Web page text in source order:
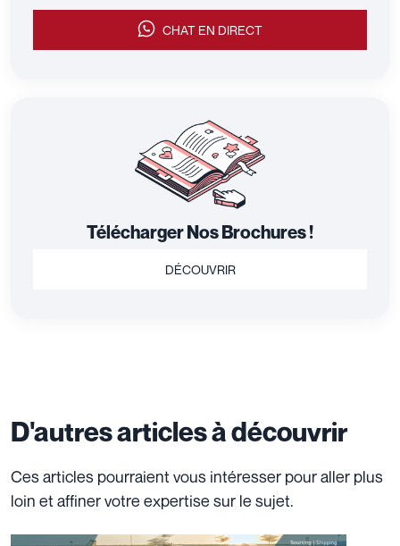
CHAT EN DIRECT
Télécharger Nos Brochures !
DÉCOUVRIR
D'autres articles à découvrir
Ces articles pourraient vous intéresser pour aller plus
loin et affiner votre expertise sur le sujet.